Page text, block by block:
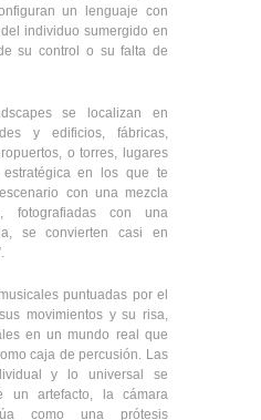
un lenguaje con
individuo sumergido en
su control o su falta de
se localizan en
y edificios, fábricas,
o torres, lugares
estratégica en los que te
con una mezcla
fotografiadas con una
se convierten casi en
puntuadas por el
movimientos y su risa,
en un mundo real que
caja de percusión. Las
y lo universal se
un artefacto, la cámara
como una prótesis